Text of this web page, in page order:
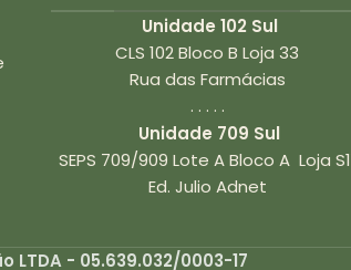
Unidade 102 Sul
CLS 102 Bloco B Loja 33
Rua das Farmácias
. . . . .
Unidade 709 Sul
SEPS 709/909 Lote A Bloco A Loja
Ed. Julio Adnet
- 05.639.032/0003-17